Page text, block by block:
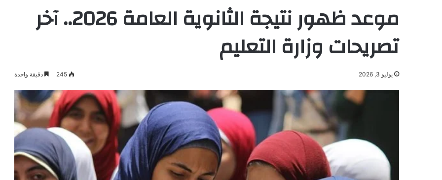
موعد ظهور نتيجة الثانوية العامة 2026.. آخر
تصريحات وزارة التعليم
يوليو 3, 2026 245 دقيقة واحدة